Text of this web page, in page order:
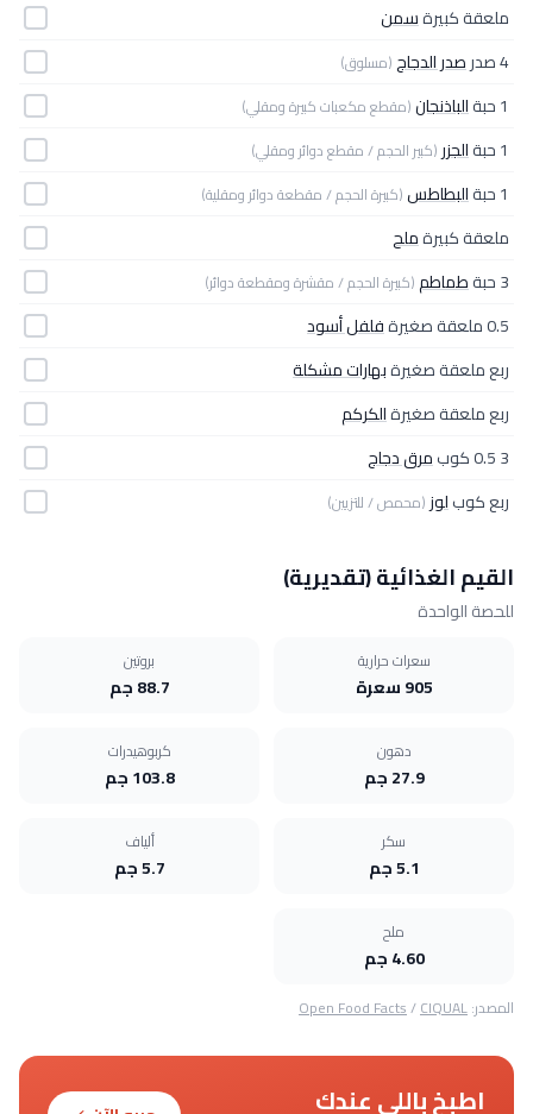
ملعقة كبيرةسمن
4 صدر
صدر الدجاج(مسلوق)
1 حبة الباذنجان(مقطع مكعبات كبيرة ومقلي)
1 حبة الجزر (كبير الحجم / مقطع دوائر ومقلي)
1 حبة البطاطس(كبيرة الحجم / مقطعة دوائر ومقلية)
ملعقة كبيرةملح
3 حبة
طماطم(كبيرة الحجم / مقشرة ومقطعة دوائر)
0.5 ملعقة صغيرة
فلفل أسود
ربع ملعقة صغيرةبهارات مشكلة
ربع ملعقة صغيرةالكركم
3 0.5 كوب
مرق دجاج
ربع كوبلوز (محمص / للتزيين)
القيم الغذائية (تقديرية)
للحصة الواحدة
سعرات حرارية
905 سعرة
بروتين
88.7 جم
دهون
27.9 جم
كربوهيدرات
103.8 جم
سكر
5.1 جم
ألياف
5.7 جم
ملح
4.60 جم
المصدر: Open Food Facts/CIQUAL
اطبخ باللي عندك